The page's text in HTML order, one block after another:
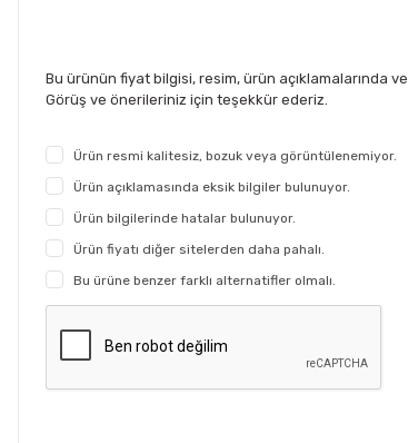
Bu ürünün fiyat bilgisi, resim, ürün açıklamalarında
Görüş ve önerileriniz için teşekkür ederiz.
Ürün resmi kalitesiz, bozuk veya görüntülenemiyor.
Ürün açıklamasında eksik bilgiler bulunuyor.
Ürün bilgilerinde hatalar bulunuyor.
Ürün fiyatı diğer sitelerden daha pahalı.
Bu ürüne benzer farklı alternatifler olmalı.